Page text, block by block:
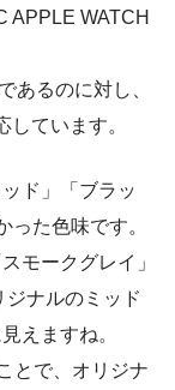
APPLE WATCH
あるのに対し、
ています。
ド」「ブラッ
った色味です。
モークグレイ」
ナルのミッド
えますね。
とで、オリジナ